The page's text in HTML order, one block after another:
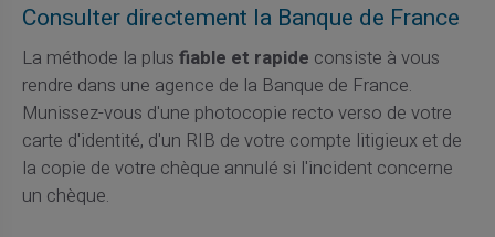
Consulter directement la Banque de France
La méthode la plus fiable et rapide consiste à vous
rendre dans une agence de la Banque de France.
Munissez-vous d'une photocopie recto verso de votre
carte d'identité, d'un RIB de votre compte litigieux et de
la copie de votre chèque annulé si l'incident concerne
un chèque.